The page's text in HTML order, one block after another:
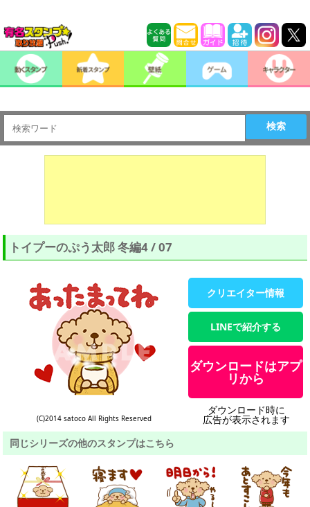
検索
トイプーのぷう太郎 冬編4 / 07
(C)2014 satoco All Rights Reserved
クリエイター情報
LINEで紹介する
ダウンロードはアプ
リから
ダウンロード時に
広告が表示されます
同じシリーズの他のスタンプはこちら